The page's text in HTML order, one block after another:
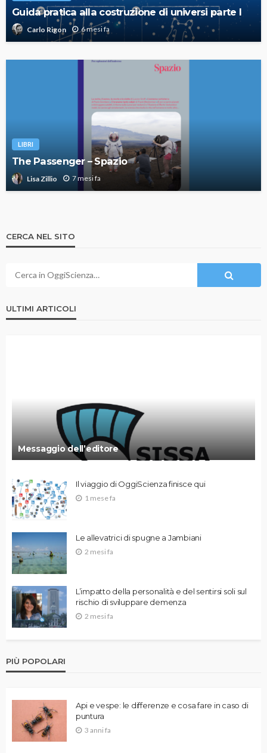
Guida pratica alla costruzione di universi parte I
Carlo Rigon 6 mesi fa
LIBRI
The Passenger – Spazio
Lisa Zillio 7 mesi fa
CERCA NEL SITO
ULTIMI ARTICOLI
Messaggio dell’editore
Il viaggio di OggiScienza finisce qui
1 mese fa
Le allevatrici di spugne a Jambiani
2 mesi fa
L’impatto della personalità e del sentirsi soli sul
rischio di sviluppare demenza
2 mesi fa
PIÙ POPOLARI
Api e vespe: le differenze e cosa fare in caso di
puntura
3 anni fa